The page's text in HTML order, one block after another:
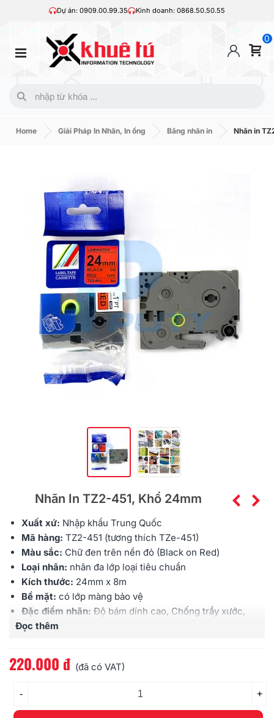
Dự án: 0909.00.99.35 Kinh doanh: 0868.50.50.55
0
Home Giải Pháp In Nhãn, In ống Băng nhãn in Nhãn in
Nhãn In TZ2-451, Khổ 24mm
Xuất xứ: Nhập khẩu Trung Quốc
Mã hàng: TZ2-451 (tương thích TZe-451)
Màu sắc: Chữ đen trên nền đỏ (Black on Red)
Loại nhãn: nhãn đa lớp loại tiêu chuẩn
Kích thước: 24mm x 8m
Bề mặt: có lớp màng bảo vệ
Đặc điểm nhãn: Độ bám dính cao, Chống trầy xước,
Chịu được hóa chất, Chống thấm nước, Chịu được
Sử dụng cho:
Đọc thêm
220.000 đ (đã có VAT)
- +